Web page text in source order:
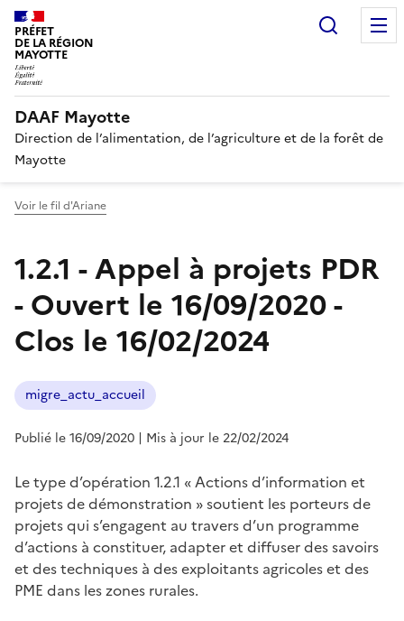
PRÉFET
DE LA RÉGION
MAYOTTE
DAAF Mayotte
Direction de l’alimentation, de l’agriculture et de la forêt de
Mayotte
Voir le fil d'Ariane
1.2.1 - Appel à projets PDR
- Ouvert le 16/09/2020 -
Clos le 16/02/2024
migre_actu_accueil
Publié le 16/09/2020 | Mis à jour le 22/02/2024
Le type d’opération 1.2.1 « Actions d’information et
projets de démonstration » soutient les porteurs de
projets qui s’engagent au travers d’un programme
d’actions à constituer, adapter et diffuser des savoirs
et des techniques à des exploitants agricoles et des
PME dans les zones rurales.